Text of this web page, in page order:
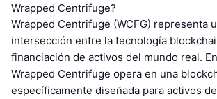
Wrapped Centrifuge?
Wrapped Centrifuge (WCFG) representa
intersección entre la tecnología
financiación de activos del mundo real.
Wrapped Centrifuge opera en una
específicamente diseñada para activos